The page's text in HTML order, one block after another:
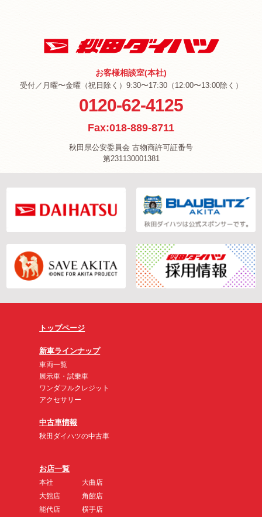
お客様相談室(本社)
受付／月曜〜金曜（祝日除く）9:30〜17:30（12:00〜13:00除く）
0120-62-4125
Fax:018-889-8711
秋田県公安委員会 古物商許可証番号
第231130001381
トップページ
新車ラインナップ
車両一覧
展示車・試乗車
ワンダフルクレジット
アクセサリー
中古車情報
秋田ダイハツの中古車
お店一覧
本社
大館店
能代店
大曲店
角館店
横手店